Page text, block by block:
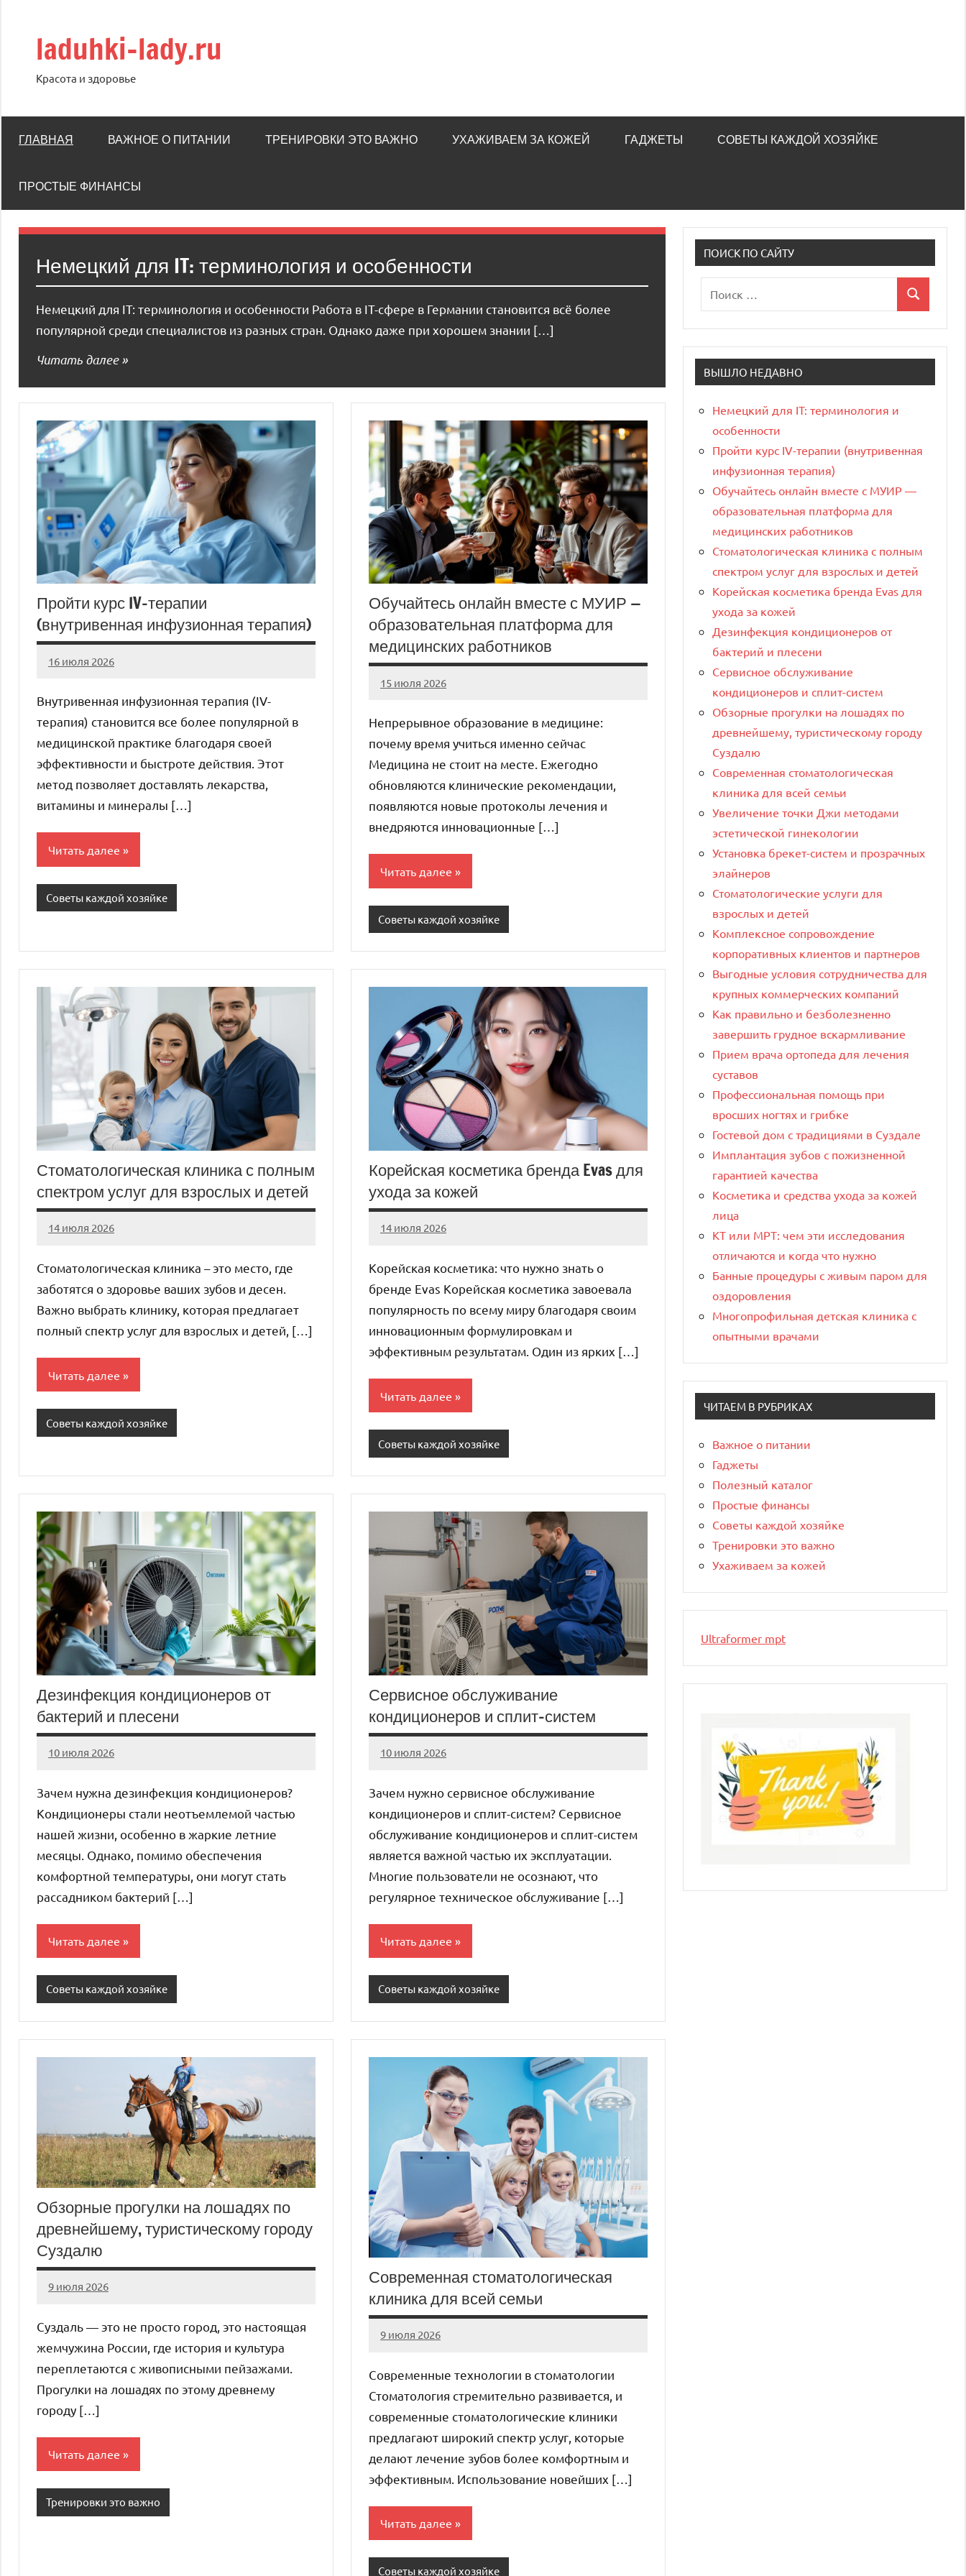
содержимому
laduhki-lady.ru
Красота и здоровье
ГЛАВНАЯ ВАЖНОЕ О ПИТАНИИ ТРЕНИРОВКИ ЭТО ВАЖНО УХАЖИВАЕМ ЗА КОЖЕЙ ГАДЖЕТЫ СОВЕТЫ КАЖДОЙ ХОЗЯЙКЕ
ПРОСТЫЕ ФИНАНСЫ
Немецкий для IT: терминология и особенности
Немецкий для IT: терминология и особенности Работа в IT-сфере в Германии становится всё более
популярной среди специалистов из разных стран. Однако даже при хорошем знании […]
Читать далее
Пройти курс IV-терапии
(внутривенная инфузионная терапия)
16 июля 2026
Avtor
Нет
Внутривенная инфузионная терапия (IV-
терапия) становится все более популярной в
медицинской практике благодаря своей
эффективности и быстроте действия. Этот
метод позволяет доставлять лекарства,
витамины и минералы […]
Читать далее
Советы каждой хозяйке
Обучайтесь онлайн вместе с МУИР —
образовательная платформа для
медицинских работников
15 июля 2026
Avtor
Нет
Непрерывное образование в медицине:
почему время учиться именно сейчас
Медицина не стоит на месте. Ежегодно
обновляются клинические рекомендации,
появляются новые протоколы лечения и
внедряются инновационные […]
Читать далее
Советы каждой хозяйке
Стоматологическая клиника с полным
спектром услуг для взрослых и детей
14 июля 2026
Avtor
Нет
Стоматологическая клиника – это место, где
заботятся о здоровье ваших зубов и десен.
Важно выбрать клинику, которая предлагает
полный спектр услуг для взрослых и детей, […]
Читать далее
Советы каждой хозяйке
Корейская косметика бренда Evas для
ухода за кожей
14 июля 2026
Avtor
Нет
Корейская косметика: что нужно знать о
бренде Evas Корейская косметика завоевала
популярность по всему миру благодаря своим
инновационным формулировкам и
эффективным результатам. Один из ярких […]
Читать далее
Советы каждой хозяйке
Дезинфекция кондиционеров от
бактерий и плесени
10 июля 2026
Avtor
Нет
Зачем нужна дезинфекция кондиционеров?
Кондиционеры стали неотъемлемой частью
нашей жизни, особенно в жаркие летние
месяцы. Однако, помимо обеспечения
комфортной температуры, они могут стать
рассадником бактерий […]
Читать далее
Советы каждой хозяйке
Сервисное обслуживание
кондиционеров и сплит-систем
10 июля 2026
Avtor
Нет
Зачем нужно сервисное обслуживание
кондиционеров и сплит-систем? Сервисное
обслуживание кондиционеров и сплит-систем
является важной частью их эксплуатации.
Многие пользователи не осознают, что
регулярное техническое обслуживание […]
Читать далее
Советы каждой хозяйке
Обзорные прогулки на лошадях по
древнейшему, туристическому городу
Суздалю
9 июля 2026
Anisa
Нет
Суздаль — это не просто город, это настоящая
жемчужина России, где история и культура
переплетаются с живописными пейзажами.
Прогулки на лошадях по этому древнему
городу […]
Читать далее
Тренировки это важно
Современная стоматологическая
клиника для всей семьи
9 июля 2026
Avtor
Нет
Современные технологии в стоматологии
Стоматология стремительно развивается, и
современные стоматологические клиники
предлагают широкий спектр услуг, которые
делают лечение зубов более комфортным и
эффективным. Использование новейших […]
Читать далее
Советы каждой хозяйке
ПОИСК ПО САЙТУ
для:
Поиск
ВЫШЛО НЕДАВНО
Немецкий для IT: терминология и
особенности
Пройти курс IV-терапии (внутривенная
инфузионная терапия)
Обучайтесь онлайн вместе с МУИР —
образовательная платформа для
медицинских работников
Стоматологическая клиника с полным
спектром услуг для взрослых и детей
Корейская косметика бренда Evas для
ухода за кожей
Дезинфекция кондиционеров от
бактерий и плесени
Сервисное обслуживание
кондиционеров и сплит-систем
Обзорные прогулки на лошадях по
древнейшему, туристическому городу
Суздалю
Современная стоматологическая
клиника для всей семьи
Увеличение точки Джи методами
эстетической гинекологии
Установка брекет-систем и прозрачных
элайнеров
Стоматологические услуги для
взрослых и детей
Комплексное сопровождение
корпоративных клиентов и партнеров
Выгодные условия сотрудничества для
крупных коммерческих компаний
Как правильно и безболезненно
завершить грудное вскармливание
Прием врача ортопеда для лечения
суставов
Профессиональная помощь при
вросших ногтях и грибке
Гостевой дом с традициями в Суздале
Имплантация зубов с пожизненной
гарантией качества
Косметика и средства ухода за кожей
лица
КТ или МРТ: чем эти исследования
отличаются и когда что нужно
Банные процедуры с живым паром для
оздоровления
Многопрофильная детская клиника с
опытными врачами
ЧИТАЕМ В РУБРИКАХ
Важное о питании
Гаджеты
Полезный каталог
Простые финансы
Советы каждой хозяйке
Тренировки это важно
Ухаживаем за кожей
Ultraformer mpt